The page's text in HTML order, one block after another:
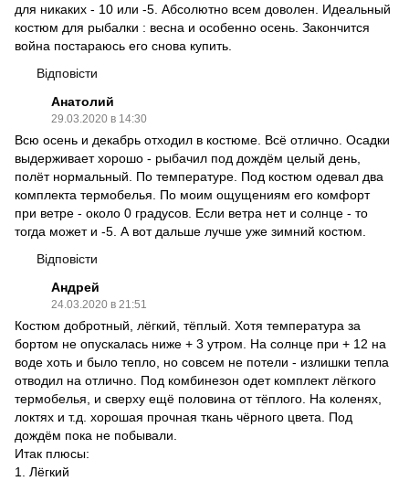
для никаких - 10 или -5. Абсолютно всем доволен. Идеальный
костюм для рыбалки : весна и особенно осень. Закончится
война постараюсь его снова купить.
Відповісти
Анатолий
29.03.2020 в 14:30
Всю осень и декабрь отходил в костюме. Всё отлично. Осадки
выдерживает хорошо - рыбачил под дождём целый день,
полёт нормальный. По температуре. Под костюм одевал два
комплекта термобелья. По моим ощущениям его комфорт
при ветре - около 0 градусов. Если ветра нет и солнце - то
тогда может и -5. А вот дальше лучше уже зимний костюм.
Відповісти
Андрей
24.03.2020 в 21:51
Костюм добротный, лёгкий, тёплый. Хотя температура за
бортом не опускалась ниже + 3 утром. На солнце при + 12 на
воде хоть и было тепло, но совсем не потели - излишки тепла
отводил на отлично. Под комбинезон одет комплект лёгкого
термобелья, и сверху ещё половина от тёплого. На коленях,
локтях и т.д. хорошая прочная ткань чёрного цвета. Под
дождём пока не побывали.
Итак плюсы:
1. Лёгкий